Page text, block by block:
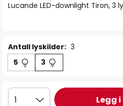
Lucande LED-downlight Tiron, 3
Antall lyskilder: 3
5
3
1 Legg